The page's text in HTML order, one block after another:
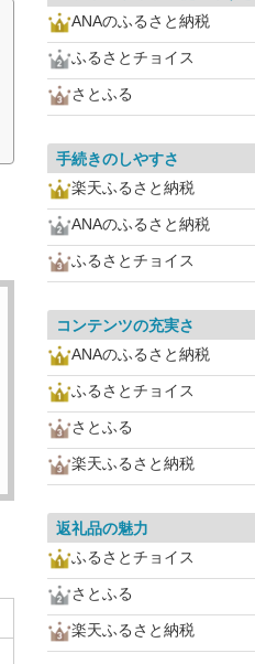
ANAのふるさと納税
ふるさとチョイス
さとふる
手続きのしやすさ
楽天ふるさと納税
ANAのふるさと納税
ふるさとチョイス
コンテンツの充実さ
ANAのふるさと納税
ふるさとチョイス
さとふる
楽天ふるさと納税
返礼品の魅力
ふるさとチョイス
さとふる
楽天ふるさと納税